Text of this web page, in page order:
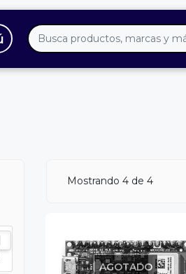
Mostrando 4 de 4
AGOTADO